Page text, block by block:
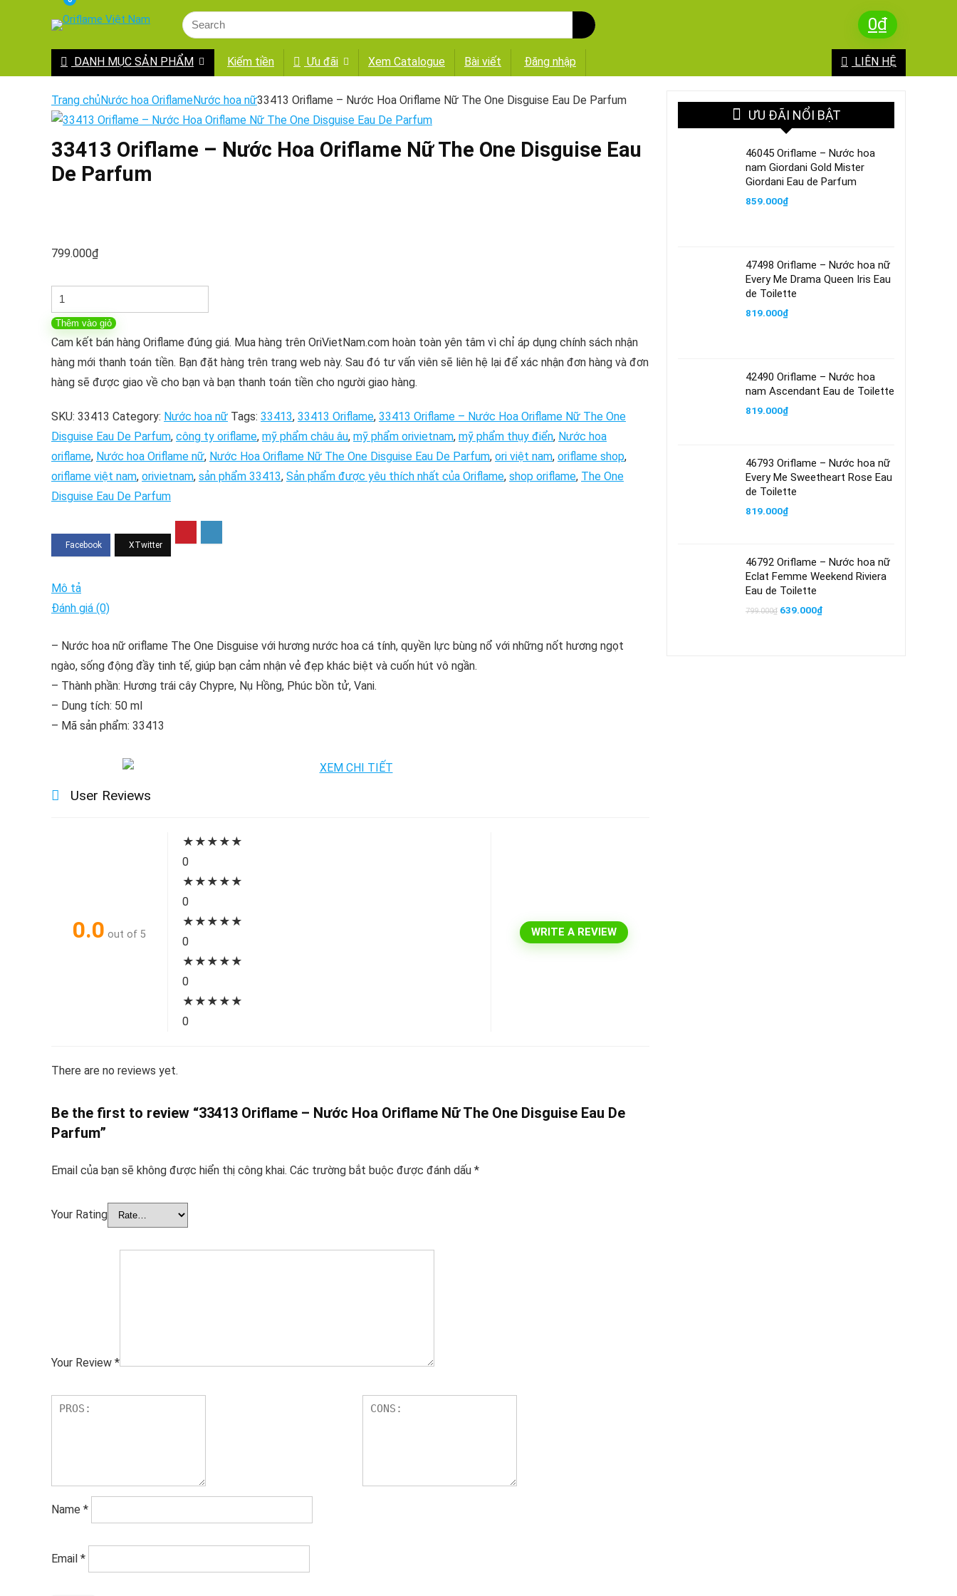
0₫
DANH MỤC SẢN PHẨM Kiếm tiền Ưu đãi Xem Catalogue Bài viết Đăng nhập LIÊN HỆ
Trang chủNước hoa OriflameNước hoa nữ33413 Oriflame – Nước Hoa Oriflame Nữ The One Disguise Eau De Parfum
33413 Oriflame – Nước Hoa Oriflame Nữ The One Disguise Eau
De Parfum
799.000₫
33413
Oriflame
–
Nước
Hoa
Nữ
The
One
Disguise
Eau
Parfum
số
Thêm vào giỏ
Cam kết bán hàng Oriflame đúng giá. Mua hàng trên OriVietNam.com hoàn toàn yên tâm vì chỉ áp dụng chính sách nhận
hàng mới thanh toán tiền. Bạn đặt hàng trên trang web này. Sau đó tư vấn viên sẽ liên hệ lại để xác nhận đơn hàng và đơn
hàng sẽ được giao về cho bạn và bạn thanh toán tiền cho người giao hàng.
SKU: 33413 Category: Nước hoa nữ Tags: 33413, 33413 Oriflame, 33413 Oriflame – Nước Hoa Oriflame Nữ The One
Disguise Eau De Parfum, công ty oriflame, mỹ phẩm châu âu, mỹ phẩm orivietnam, mỹ phẩm thụy điển, Nước hoa
oriflame, Nước hoa Oriflame nữ, Nước Hoa Oriflame Nữ The One Disguise Eau De Parfum, ori việt nam, oriflame shop,
oriflame việt nam, orivietnam, sản phẩm 33413, Sản phẩm được yêu thích nhất của Oriflame, shop oriflame, The One
Disguise Eau De Parfum
Mô tả
Đánh giá (0)
– Nước hoa nữ oriflame The One Disguise với hương nước hoa cá tính, quyền lực bùng nổ với những nốt hương ngọt
ngào, sống động đầy tinh tế, giúp bạn cảm nhận vẻ đẹp khác biệt và cuốn hút vô ngần.
– Thành phần: Hương trái cây Chypre, Nụ Hồng, Phúc bồn tử, Vani.
– Dung tích: 50 ml
– Mã sản phẩm: 33413
User Reviews
0.0 out of 5
★ ★ ★ ★ ★
0
★ ★ ★ ★ ★
0
★ ★ ★ ★ ★
0
★ ★ ★ ★ ★
0
★ ★ ★ ★ ★
0
WRITE A REVIEW
There are no reviews yet.
Be the first to review “33413 Oriflame – Nước Hoa Oriflame Nữ The One Disguise Eau De
Parfum”
Email của bạn sẽ không được hiển thị công khai. Các trường bắt buộc được đánh dấu *
Your Rating
Your Review *
Name *
Email *
ƯU ĐÃI NỔI BẬT
46045 Oriflame – Nước hoa
nam Giordani Gold Mister
Giordani Eau de Parfum
859.000₫
47498 Oriflame – Nước hoa nữ
Every Me Drama Queen Iris Eau
de Toilette
819.000₫
42490 Oriflame – Nước hoa
nam Ascendant Eau de Toilette
819.000₫
46793 Oriflame – Nước hoa nữ
Every Me Sweetheart Rose Eau
de Toilette
819.000₫
46792 Oriflame – Nước hoa nữ
Eclat Femme Weekend Riviera
Eau de Toilette
799.000₫ Giá
639.000₫Giá